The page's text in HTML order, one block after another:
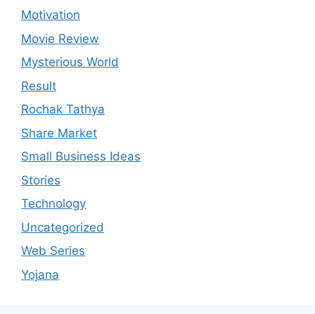
Motivation
Movie Review
Mysterious World
Result
Rochak Tathya
Share Market
Small Business Ideas
Stories
Technology
Uncategorized
Web Series
Yojana